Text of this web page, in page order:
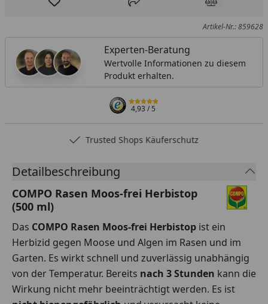
Produkt zur Wunschliste hinzufügen
Teilen Produkt
Artikel-Nr.: 859628
Experten-Beratung
Wertvolle Informationen zu diesem
Produkt erhalten.
4,93/ 5
Trusted Shops Käuferschutz
Detailbeschreibung
COMPO Rasen Moos-frei Herbistop
(500 ml)
Das COMPO Rasen Moos-frei Herbistop ist ein
Herbizid gegen Moose und Algen im Rasen und im
Garten. Es wirkt schnell und zuverlässig unabhängig
von der Temperatur. Bereits nach 3 Stunden kann die
Wirkung nicht mehr beeinträchtigt werden. Es ist